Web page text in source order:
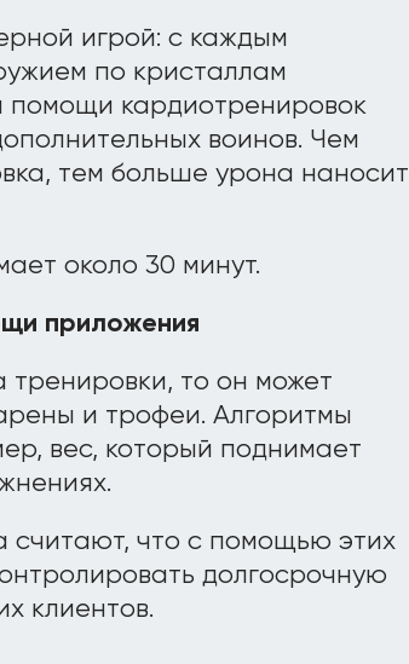
игрой: с каждым
по кристаллам
помощи кардиотренировок
воинов. Чем
тем больше урона наносит
около 30 минут.
приложения
тренировки, то он может
и трофеи. Алгоритмы
вес, который поднимает
считают, что с помощью этих
долгосрочную
клиентов.